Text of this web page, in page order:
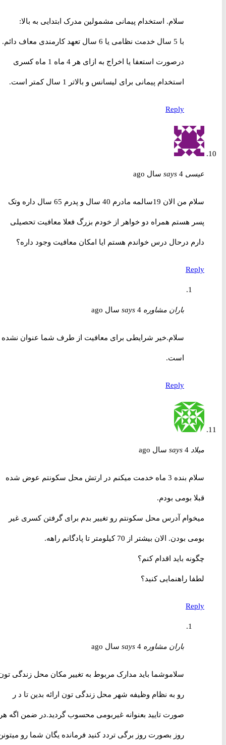
سلام. استخدام پیمانی مشمولین مدرک ابتدایی به بالا:
درصورت استعفا یا اخراج به ازای هر 4 ماه 1 ماه کسری
استخدام پیمانی برای لیسانس و بالاتر 1 سال کمتر است.
Reply
عیسی says 4 سال ago
سلام من الان 19سالمه مادرم 40 سال و پدرم 65 سال داره وتک
پسر هستم همراه دو خواهر از خودم بزرگ فعلا معافیت تحصیلی
دارم درحال درس خواندم هستم ایا امکان معافیت وجود داره؟
Reply
باران مشاوره says 4 سال ago
سلام.خیر شرایطی برای معافیت از طرف شما عنوان نشده
است.
Reply
میلاد says 4 سال ago
سلام بنده 3 ماه خدمت میکنم در ارتش محل سکونتم عوض شده
قبلا بومی بودم.
میخوام آدرس محل سکونتم رو تغییر بدم برای گرفتن کسری غیر
بومی بودن. الان بیشتر از 70 کیلومتر تا پادگانم راهه.
چگونه باید اقدام کنم؟
لطفا راهنمایی کنید؟
Reply
باران مشاوره says 4 سال ago
سلاموشما باید مدارک مربوط به تغییر مکان محل زندگی تون
رو به نظام وظیفه شهر محل زندگی تون ارائه بدین تا د ر
صورت تایید بعنوانه غیربومی محسوب گردید.در ضمن اگه هر
روز بصورت روز برگی تردد کنید فرمانده یگان شما رو میتونن